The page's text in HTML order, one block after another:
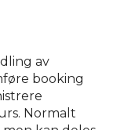
av
booking
Normalt